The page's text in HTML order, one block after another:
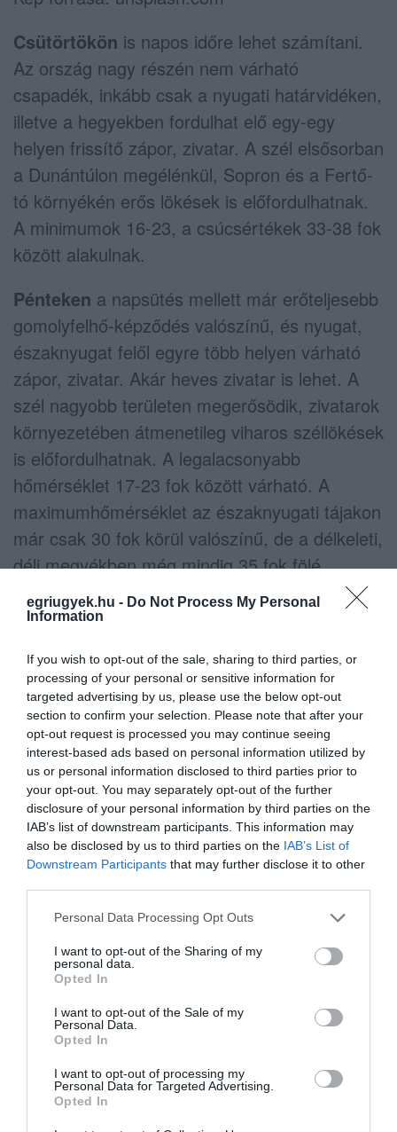
egriugyek.hu - Do Not Process My Personal
Information
If you wish to opt-out of the sale, sharing to third parties, or
processing of your personal or sensitive information for
targeted advertising by us, please use the below opt-out
section to confirm your selection. Please note that after your
opt-out request is processed you may continue seeing
interest-based ads based on personal information utilized by
us or personal information disclosed to third parties prior to
your opt-out. You may separately opt-out of the further
disclosure of your personal information by third parties on the
IAB’s list of downstream participants. This information may
also be disclosed by us to third parties on the IAB’s List of
Downstream Participants that may further disclose it to other
Please note that this website/app uses one or more Google
not limited to your visit or usage behaviour. You may click to
grant or deny consent to Google and its third-party tags to
use your data for below specified purposes in below Google
consent section.
Personal Data Processing Opt Outs
I want to opt-out of the Sharing of my
personal data.
Opted In
I want to opt-out of the Sale of my
Personal Data.
Opted In
I want to opt-out of processing my
Personal Data for Targeted Advertising.
Opted In
Csütörtökön is napos időre lehet számítani.
Az ország nagy részén nem várható
csapadék, inkább csak a nyugati határvidéken,
illetve a hegyekben fordulhat elő egy-egy
helyen frissítő zápor, zivatar. A szél elsősorban
a Dunántúlon megélénkül, Sopron és a Fertő-
tó környékén erős lökések is előfordulhatnak.
A minimumok 16-23, a csúcsértékek 33-38 fok
között alakulnak.
Pénteken a napsütés mellett már erőteljesebb
gomolyfelhő-képződés valószínű, és nyugat,
északnyugat felől egyre több helyen várható
zápor, zivatar. Akár heves zivatar is lehet. A
szél nagyobb területen megerősödik, zivatarok
környezetében átmenetileg viharos széllökések
is előfordulhatnak. A legalacsonyabb
hőmérséklet 17-23 fok között várható. A
maximumhőmérséklet az északnyugati tájakon
már csak 30 fok körül valószínű, de a délkeleti,
déli megyékben még mindig 35 fok fölé
melegedhet fel a levegő.
gomolyfelhő-képződés, szórványosan zápor,
zivatar valószínű. A Dunántúlon megélénkül,
helyenként megerősödik a szél. A hajnali 18-23
fokról délutánra általában 27 és 33 fok közé
emelkedik a hőmérséklet.
Vasárnapgomolyfelhős, napos időre van
kilátás, a képződő gomolyfelhőkből elszórtan
kialakulhat zápor, zivatar. A légmozgás élénk,
néhol erős lesz. A legalacsonyabb hőmérséklet
16-21, a legmagasabb hőmérséklet jobbára
27-33 fok között valószínű – olvasható az
előrejelzésben.
Ne maradjon le a legfrissebb hírekről, kövessen
bennünket az EGRI ÜGYEK Google Hírek oldalán!